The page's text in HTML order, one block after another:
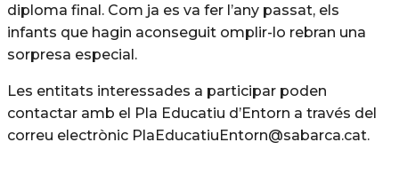
diploma final. Com ja es va fer l’any passat, els
infants que hagin aconseguit omplir-lo rebran una
sorpresa especial.
Les entitats interessades a participar poden
contactar amb el Pla Educatiu d’Entorn a través del
correu electrònic PlaEducatiuEntorn@sabarca.cat.